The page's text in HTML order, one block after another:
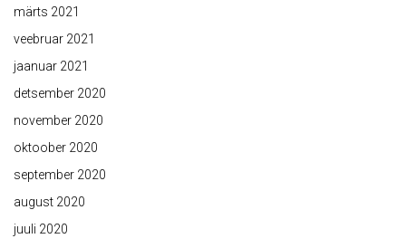
märts 2021
veebruar 2021
jaanuar 2021
detsember 2020
november 2020
oktoober 2020
september 2020
august 2020
juuli 2020